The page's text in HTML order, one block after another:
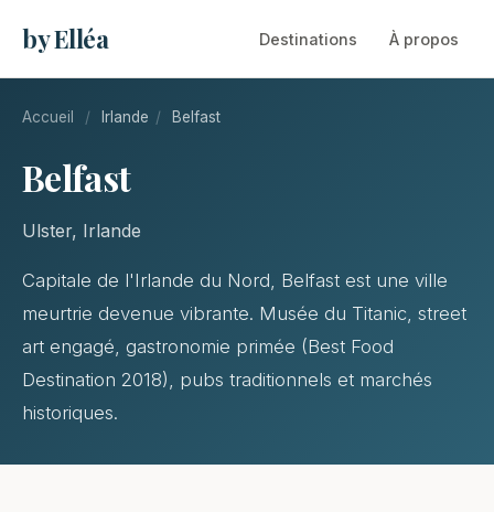
by Elléa Destinations À propos
Accueil / Irlande / Belfast
Belfast
Ulster, Irlande
Capitale de l'Irlande du Nord, Belfast est une ville
meurtrie devenue vibrante. Musée du Titanic, street
art engagé, gastronomie primée (Best Food
Destination 2018), pubs traditionnels et marchés
historiques.